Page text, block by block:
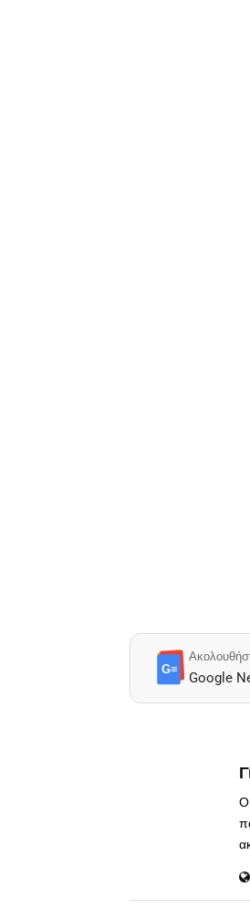
G≡
Google
Ο